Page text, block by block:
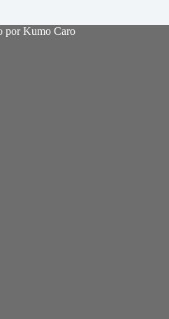
por Kumo Caro